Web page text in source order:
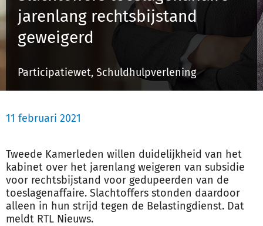
Registreren
jarenlang rechtsbijstand
geweigerd
Participatiewet, Schuldhulpverlening
11 februari 2021
Tweede Kamerleden willen duidelijkheid van het
kabinet over het jarenlang weigeren van subsidie
voor rechtsbijstand voor gedupeerden van de
toeslagenaffaire. Slachtoffers stonden daardoor
alleen in hun strijd tegen de Belastingdienst. Dat
meldt RTL Nieuws.